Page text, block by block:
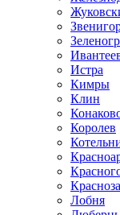
Истра
Кимры
Клин
Королев
Лобня